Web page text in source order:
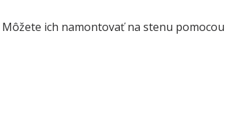
Môžete ich namontovať na stenu pomocou